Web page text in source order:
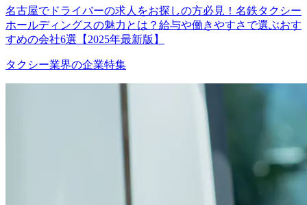
名古屋でドライバーの求人をお探しの方必見！名鉄タクシー
ホールディングスの魅力とは？給与や働きやすさで選ぶおす
すめの会社6選【2025年最新版】
タクシー業界の企業特集